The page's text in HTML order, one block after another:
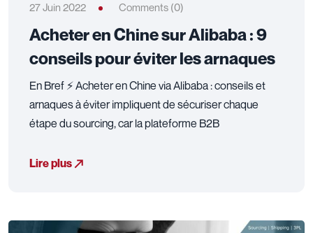
27 Juin 2022 Comments (0)
Acheter en Chine sur Alibaba : 9
conseils pour éviter les arnaques
En Bref ⚡ Acheter en Chine via Alibaba : conseils et
arnaques à éviter impliquent de sécuriser chaque
étape du sourcing, car la plateforme B2B
Lire plus